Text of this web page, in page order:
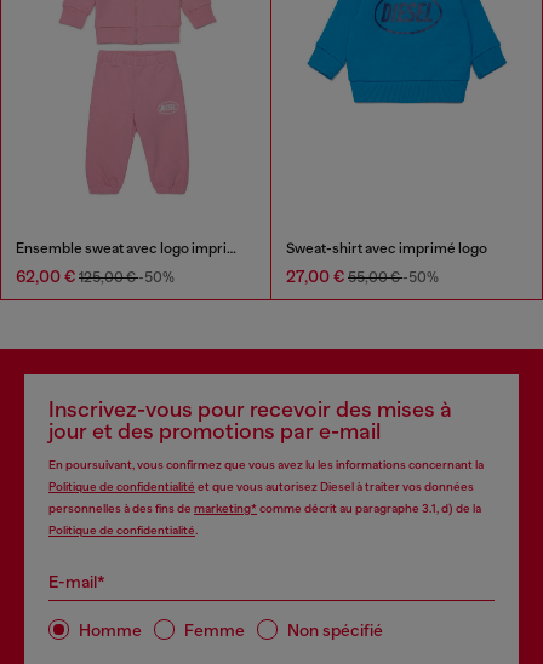
Ensemble sweat avec logo imprimé
62,00 € 125,00 €-50%
Sweat-shirt avec imprimé logo
27,00 € 55,00 €-50%
Inscrivez-vous pour recevoir des mises à
jour et des promotions par e-mail
En poursuivant, vous confirmez que vous avez lu les informations concernant la
Politique de confidentialité et que vous autorisez Diesel à traiter vos données
personnelles à des fins de marketing*comme décrit au paragraphe 3.1, d) de la
Politique de confidentialité
E-mail*
Homme Femme Non spécifié